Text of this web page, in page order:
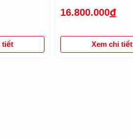
tiết
16.800.000đ
Xem chi tiết